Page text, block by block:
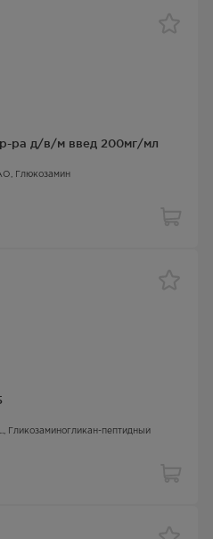
ра д/в/м введ 200мг/мл
Глюкозамин
Гликозаминогликан-пептидный